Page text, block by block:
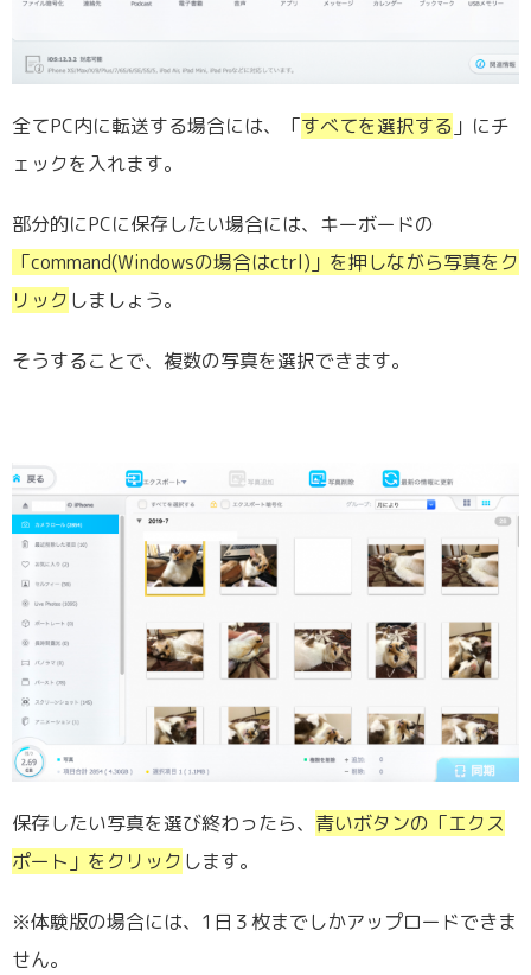
全てPC内に転送する場合には、「すべてを選択する 」にチ
ェックを入れます。
部分的にPCに保存したい場合には、キーボードの
「command(Windowsの場合はctrl)」を押しながら写真をク
リック しましょう。
そうすることで、複数の写真を選択できます。
保存したい写真を選び終わったら、 青いボタンの「エクス
ポート」をクリック します。
※体験版の場合には、1日３枚までしかアップロードできま
せん。